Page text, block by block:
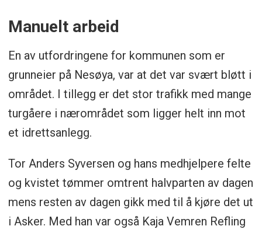
Manuelt arbeid
En av utfordringene for kommunen som er
grunneier på Nesøya, var at det var svært bløtt i
området. I tillegg er det stor trafikk med mange
turgåere i nærområdet som ligger helt inn mot
et idrettsanlegg.
Tor Anders Syversen og hans medhjelpere felte
og kvistet tømmer omtrent halvparten av dagen
mens resten av dagen gikk med til å kjøre det ut
i Asker. Med han var også Kaja Vemren Refling